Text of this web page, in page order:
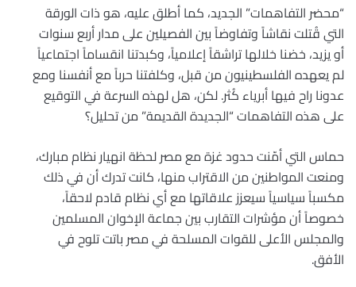
“محضر التفاهمات” الجديد، كما أطلق عليه، هو ذات الورقة
التي قُتلت نقاشاً وتفاوضاً بين الفصيلين على مدار أربع سنوات
أو يزيد، خضنا خلالها تراشقاً إعلامياً، وكبدتنا انقساماً اجتماعياً
لم يعهده الفلسطينيون من قبل، وكلفتنا حرباً مع أنفسنا ومع
عدونا راح فيها أبرياء كُثر. لكن، هل لهذه السرعة في التوقيع
على هذه التفاهمات “الجديدة القديمة” من تحليل؟
حماس التي أمّنت حدود غزة مع مصر لحظة انهيار نظام مبارك،
ومنعت المواطنين من الاقتراب منها، كانت تدرك أن في ذلك
مكسباً سياسياً سيعزز علاقاتها مع أي نظام قادم لاحقاً،
خصوصاً أن مؤشرات التقارب بين جماعة الإخوان المسلمين
والمجلس الأعلى للقوات المسلحة في مصر باتت تلوح في
الأفق.